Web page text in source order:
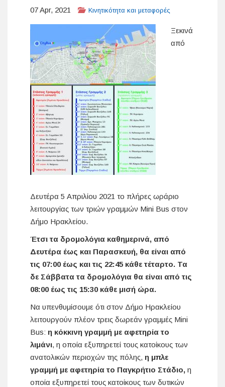
07 Apr, 2021 Κινητικότητα και μεταφορές
Ξεκινά
από
Δευτέρα 5 Απριλίου 2021 το πλήρες ωράριο
λειτουργίας των τριών γραμμών Mini Bus στον
Δήμο Ηρακλείου.
Έτσι τα δρομολόγια καθημερινά, από
Δευτέρα έως και Παρασκευή, θα είναι από
τις 07:00 έως και τις 22:45 κάθε τέταρτο. Τα
δε Σάββατα τα δρομολόγια θα είναι από τις
08:00 έως τις 15:30 κάθε μισή ώρα.
Να υπενθυμίσουμε ότι στον Δήμο Ηρακλείου
λειτουργούν πλέον τρεις δωρεάν γραμμές Mini
Bus: η κόκκινη γραμμή με αφετηρία το
λιμάνι, η οποία εξυπηρετεί τους κατοίκους των
ανατολικών περιοχών της πόλης, η μπλε
γραμμή με αφετηρία το Παγκρήτιο Στάδιο, η
οποία εξυπηρετεί τους κατοίκους των δυτικών